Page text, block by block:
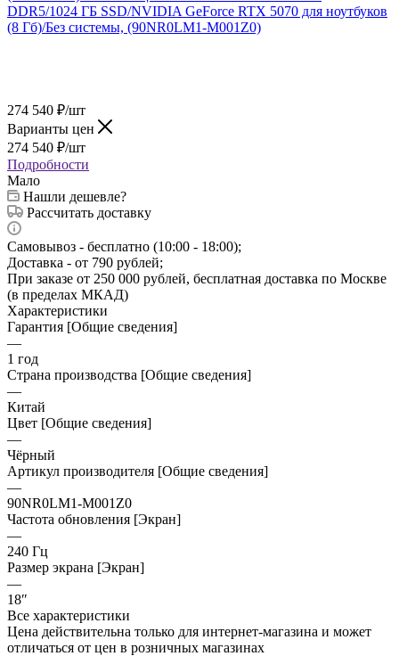
274 540 ₽/шт
Варианты цен
274 540 ₽/шт
Подробности
Мало
Нашли дешевле?
Рассчитать доставку
Самовывоз - бесплатно (10:00 - 18:00);
Доставка - от 790 рублей;
При заказе от 250 000 рублей, бесплатная доставка по Москве
(в пределах МКАД)
Характеристики
Гарантия [Общие сведения]
—
1 год
Страна производства [Общие сведения]
—
Китай
Цвет [Общие сведения]
—
Чёрный
Артикул производителя [Общие сведения]
—
90NR0LM1-M001Z0
Частота обновления [Экран]
—
240 Гц
Размер экрана [Экран]
—
18″
Все характеристики
Цена действительна только для интернет-магазина и может
отличаться от цен в розничных магазинах